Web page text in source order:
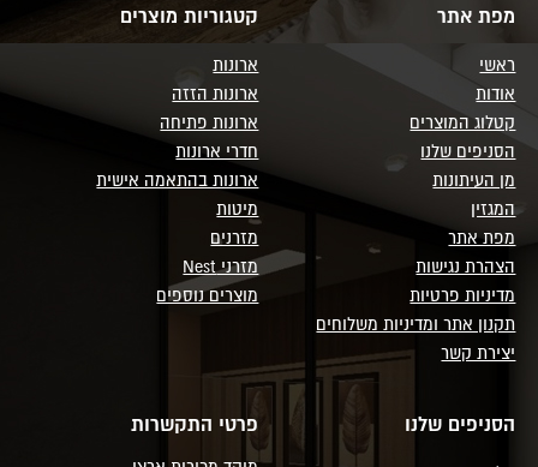
מפת אתר
ראשי
אודות
קטלוג המוצרים
הסניפים שלנו
מן העיתונות
המגזין
מפת אתר
הצהרת נגישות
מדיניות פרטיות
תקנון אתר ומדיניות משלוחים
יצירת קשר
קטגוריות מוצרים
ארונות
ארונות הזזה
ארונות פתיחה
חדרי ארונות
ארונות בהתאמה אישית
מיטות
מזרנים
מזרני Nest
מוצרים נוספים
הסניפים שלנו פרטי התקשרות